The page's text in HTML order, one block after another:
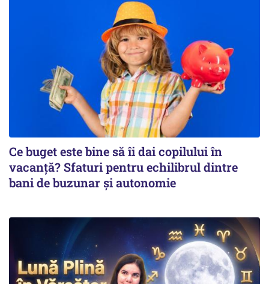
Ce buget este bine să îi dai copilului în
vacanță? Sfaturi pentru echilibrul dintre
bani de buzunar și autonomie